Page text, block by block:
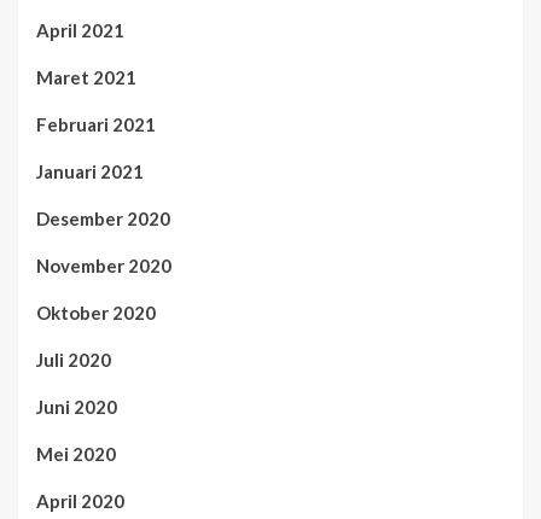
April 2021
Maret 2021
Februari 2021
Januari 2021
Desember 2020
November 2020
Oktober 2020
Juli 2020
Juni 2020
Mei 2020
April 2020